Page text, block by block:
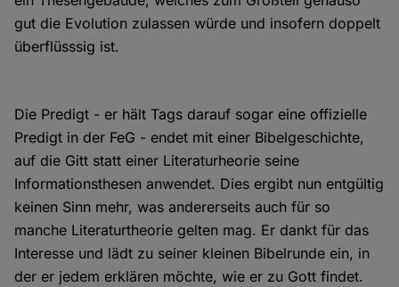
gut die Evolution zulassen würde und insofern doppelt
überflüsssig ist.
Die Predigt - er hält Tags darauf sogar eine offizielle
Predigt in der FeG - endet mit einer Bibelgeschichte,
auf die Gitt statt einer Literaturheorie seine
Informationsthesen anwendet. Dies ergibt nun entgültig
keinen Sinn mehr, was andererseits auch für so
manche Literaturtheorie gelten mag. Er dankt für das
Interesse und lädt zu seiner kleinen Bibelrunde ein, in
der er jedem erklären möchte, wie er zu Gott findet.